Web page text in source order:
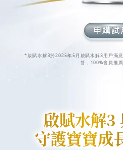
*啟賦水解3於2025年5月啟賦水解3用戶滿
答，100%會員推
啟賦水解3
守護寶寶成